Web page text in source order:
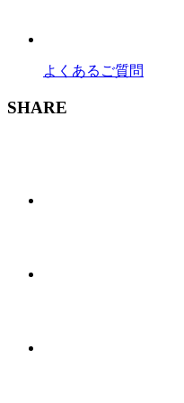
よくあるご質問
SHARE